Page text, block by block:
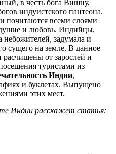
в честь бога Вишну,
индуистского пантеона.
всеми слоями
и любовь. Индийцы,
небожителей, задумала и
сущего на земле. В данное
от зарослей и
туристами из
Индии,
и буклетах. Выпущено
этих мест.
Индии расскажет статья: